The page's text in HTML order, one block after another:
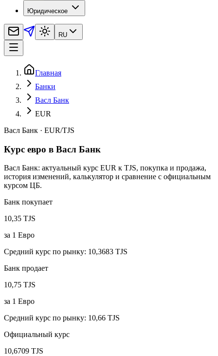
Юридическое
RU
Главная
Банки
Васл Банк
EUR
Васл Банк · EUR/TJS
Курс евро в Васл Банк
Васл Банк: актуальный курс EUR к TJS, покупка и продажа,
история изменений, калькулятор и сравнение с официальным
курсом ЦБ.
Банк покупает
10,35 TJS
за 1 Евро
Средний курс по рынку: 10,3683 TJS
Банк продает
10,75 TJS
за 1 Евро
Средний курс по рынку: 10,66 TJS
Официальный курс
10,6709 TJS